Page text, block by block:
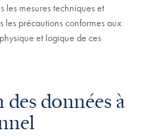
les mesures techniques et
les précautions conformes aux
et logique de ces
données à